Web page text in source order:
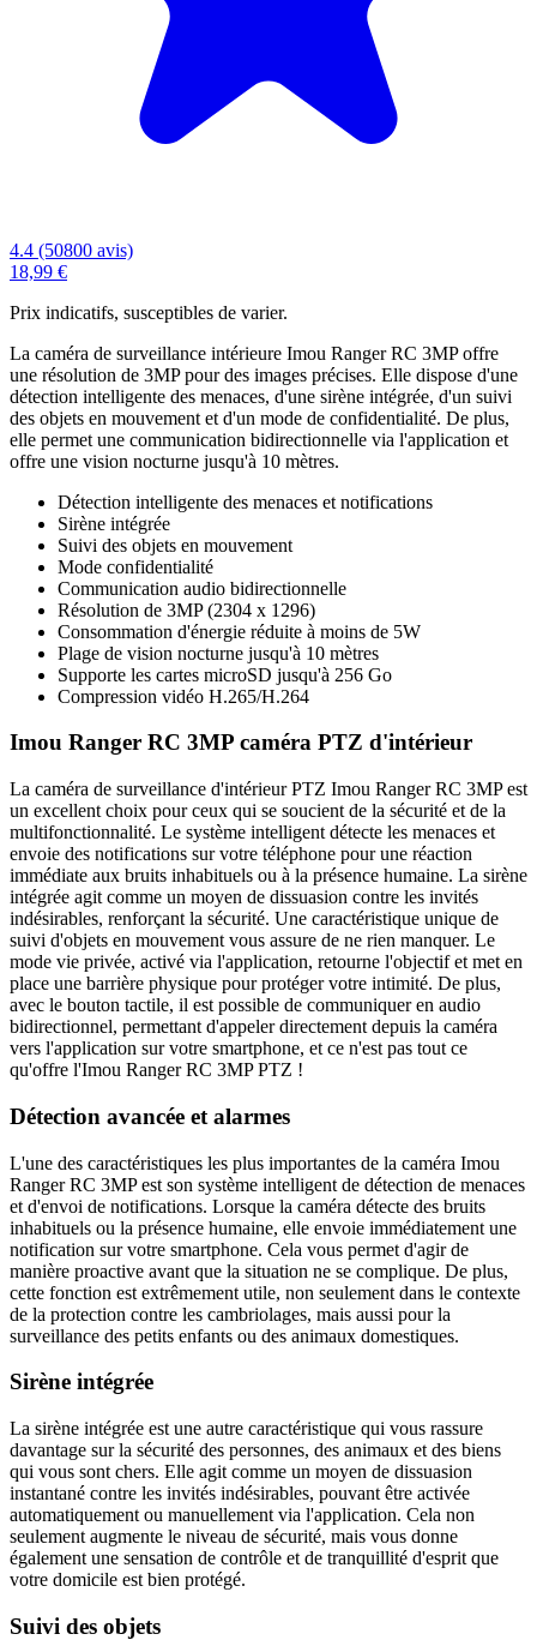
4.4 (50800 avis)
18,99 €
Prix indicatifs, susceptibles de varier.
La caméra de surveillance intérieure Imou Ranger RC 3MP offre
une résolution de 3MP pour des images précises. Elle dispose d'une
détection intelligente des menaces, d'une sirène intégrée, d'un suivi
des objets en mouvement et d'un mode de confidentialité. De plus,
elle permet une communication bidirectionnelle via l'application et
offre une vision nocturne jusqu'à 10 mètres.
Détection intelligente des menaces et notifications
Sirène intégrée
Suivi des objets en mouvement
Mode confidentialité
Communication audio bidirectionnelle
Résolution de 3MP (2304 x 1296)
Consommation d'énergie réduite à moins de 5W
Plage de vision nocturne jusqu'à 10 mètres
Supporte les cartes microSD jusqu'à 256 Go
Compression vidéo H.265/H.264
Imou Ranger RC 3MP caméra PTZ d'intérieur
La caméra de surveillance d'intérieur PTZ Imou Ranger RC 3MP est
un excellent choix pour ceux qui se soucient de la sécurité et de la
multifonctionnalité. Le système intelligent détecte les menaces et
envoie des notifications sur votre téléphone pour une réaction
immédiate aux bruits inhabituels ou à la présence humaine. La sirène
intégrée agit comme un moyen de dissuasion contre les invités
indésirables, renforçant la sécurité. Une caractéristique unique de
suivi d'objets en mouvement vous assure de ne rien manquer. Le
mode vie privée, activé via l'application, retourne l'objectif et met en
place une barrière physique pour protéger votre intimité. De plus,
avec le bouton tactile, il est possible de communiquer en audio
bidirectionnel, permettant d'appeler directement depuis la caméra
vers l'application sur votre smartphone, et ce n'est pas tout ce
qu'offre l'Imou Ranger RC 3MP PTZ !
Détection avancée et alarmes
L'une des caractéristiques les plus importantes de la caméra Imou
Ranger RC 3MP est son système intelligent de détection de menaces
et d'envoi de notifications. Lorsque la caméra détecte des bruits
inhabituels ou la présence humaine, elle envoie immédiatement une
notification sur votre smartphone. Cela vous permet d'agir de
manière proactive avant que la situation ne se complique. De plus,
cette fonction est extrêmement utile, non seulement dans le contexte
de la protection contre les cambriolages, mais aussi pour la
surveillance des petits enfants ou des animaux domestiques.
Sirène intégrée
La sirène intégrée est une autre caractéristique qui vous rassure
davantage sur la sécurité des personnes, des animaux et des biens
qui vous sont chers. Elle agit comme un moyen de dissuasion
instantané contre les invités indésirables, pouvant être activée
automatiquement ou manuellement via l'application. Cela non
seulement augmente le niveau de sécurité, mais vous donne
également une sensation de contrôle et de tranquillité d'esprit que
votre domicile est bien protégé.
Suivi des objets